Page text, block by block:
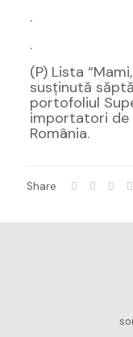
.
.
(P) Lista
susținută
portofoliul
importatori de
România.
Share